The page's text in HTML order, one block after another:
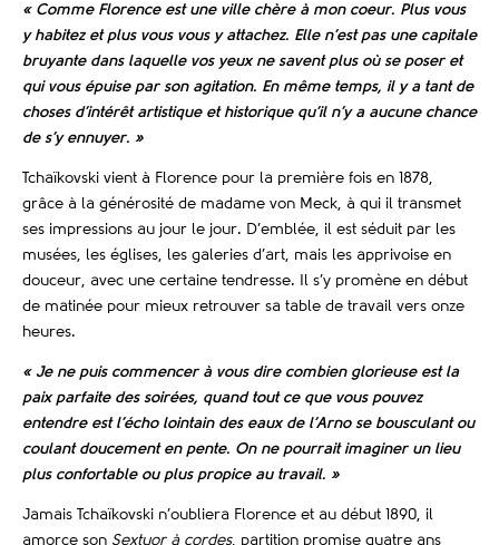
« Comme Florence est une ville chère à mon coeur. Plus vous
y habitez et plus vous vous y attachez. Elle n’est pas une capitale
bruyante dans laquelle vos yeux ne savent plus où se poser et
qui vous épuise par son agitation. En même temps, il y a tant de
choses d’intérêt artistique et historique qu’il n’y a aucune chance
de s’y ennuyer. »
Tchaïkovski vient à Florence pour la première fois en 1878,
grâce à la générosité de madame von Meck, à qui il transmet
ses impressions au jour le jour. D’emblée, il est séduit par les
musées, les églises, les galeries d’art, mais les apprivoise en
douceur, avec une certaine tendresse. Il s’y promène en début
de matinée pour mieux retrouver sa table de travail vers onze
heures.
« Je ne puis commencer à vous dire combien glorieuse est la
paix parfaite des soirées, quand tout ce que vous pouvez
entendre est l’écho lointain des eaux de l’Arno se bousculant ou
coulant doucement en pente. On ne pourrait imaginer un lieu
plus confortable ou plus propice au travail. »
Jamais Tchaïkovski n’oubliera Florence et au début 1890, il
amorce son Sextuor à cordes, partition promise quatre ans